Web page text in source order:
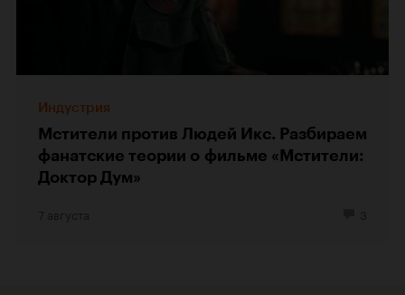
Индустрия
Мстители против Людей Икс. Разбираем
фанатские теории о фильме «Мстители:
Доктор Дум»